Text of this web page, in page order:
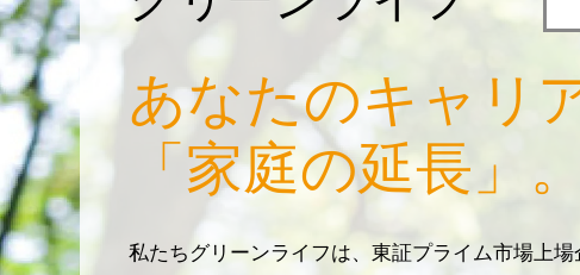
あなたのキャリ
「家庭の延長」。
私たちグリーンライフは、東証プライム市場上